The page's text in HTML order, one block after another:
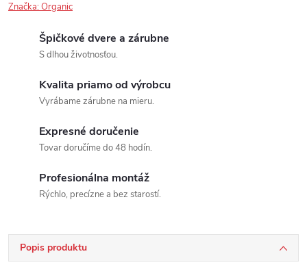
Značka:Organic
Špičkové dvere a zárubne
S dlhou životnosťou.
Kvalita priamo od výrobcu
Vyrábame zárubne na mieru.
Expresné doručenie
Tovar doručíme do 48 hodín.
Profesionálna montáž
Rýchlo, precízne a bez starostí.
Popis produktu